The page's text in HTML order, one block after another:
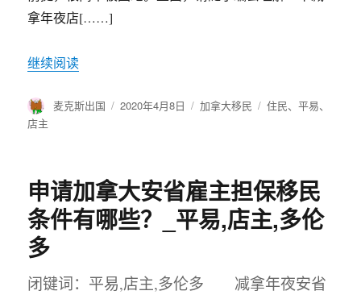
拿年夜店[……]
继续阅读
作
麦克斯出国
发
2020年4月8日
分
加拿大移民
标
住民、平易、
店主
申请加拿大安省雇主担保移民
条件有哪些？_平易,店主,多伦
多
闭键词：平易,店主,多伦多 减拿年夜安省